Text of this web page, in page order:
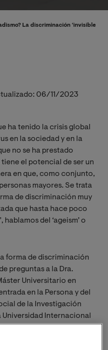
La discriminación ‘invisible’
06/11/2023
ha tenido la crisis global
en la sociedad y en la
no se ha prestado
el potencial de ser un
en que, como conjunto,
mayores. Se trata
de discriminación muy
que hasta hace poco
del ‘ageism’ o
forma de discriminación
preguntas a la Dra.
Universitario en
en la Persona y del
de la Investigación
Internacional